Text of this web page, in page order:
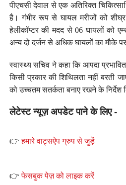
पीएचसी देवाल से एक अतिरिक्त
है। गंभीर रूप से घायल मरीजों को
हेलीकॉप्टर की मदद से 06 घायलों को
अन्य दो दर्जन से अधिक घायलों का मौके
स्वास्थ्य सचिव ने कहा कि आपदा प्रभावित
किसी प्रकार की शिथिलता नहीं बरती
को उच्चतम सतर्कता बनाए रखने के निर्देश
लेटेस्ट न्यूज़ अपडेट पाने के लिए -
👉हमारे वाट्सऐप ग्रुप से जुड़ें
👉फेसबुक पेज़ को लाइक करें